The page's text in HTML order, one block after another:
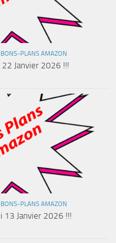
PLANS AMAZON
22 Janvier 2026 !!!
PLANS AMAZON
13 Janvier 2026 !!!